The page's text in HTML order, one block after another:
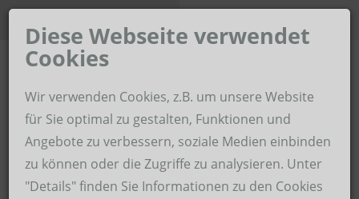
Diese Webseite verwendet
Cookies
Wir verwenden Cookies, z.B. um unsere Website
für Sie optimal zu gestalten, Funktionen und
Angebote zu verbessern, soziale Medien einbinden
zu können oder die Zugriffe zu analysieren. Unter
"Details" finden Sie Informationen zu den Cookies
Gruppe
Home
Hoffmann Zeitarbeit im Revier
Hoffmann Personaldienstleistungen
Hoffmann Schweißservice
Über uns